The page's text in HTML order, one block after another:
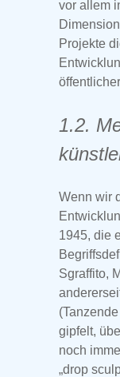
vor allem
Projekte
1.2.
Wenn wir
1945, die
Sgraffito,
gipfelt,
noch
„drop